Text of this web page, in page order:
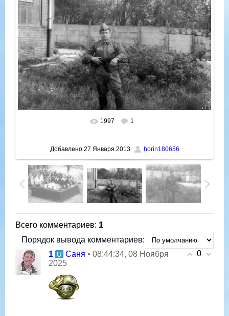
В реальном размере 1000x644
1997 1
Добавлено27 Января 2013 horin180656
Всего комментариев: 1
Порядок вывода комментариев:
0
1 Саня • 08:44:34, 08 Ноября
2025